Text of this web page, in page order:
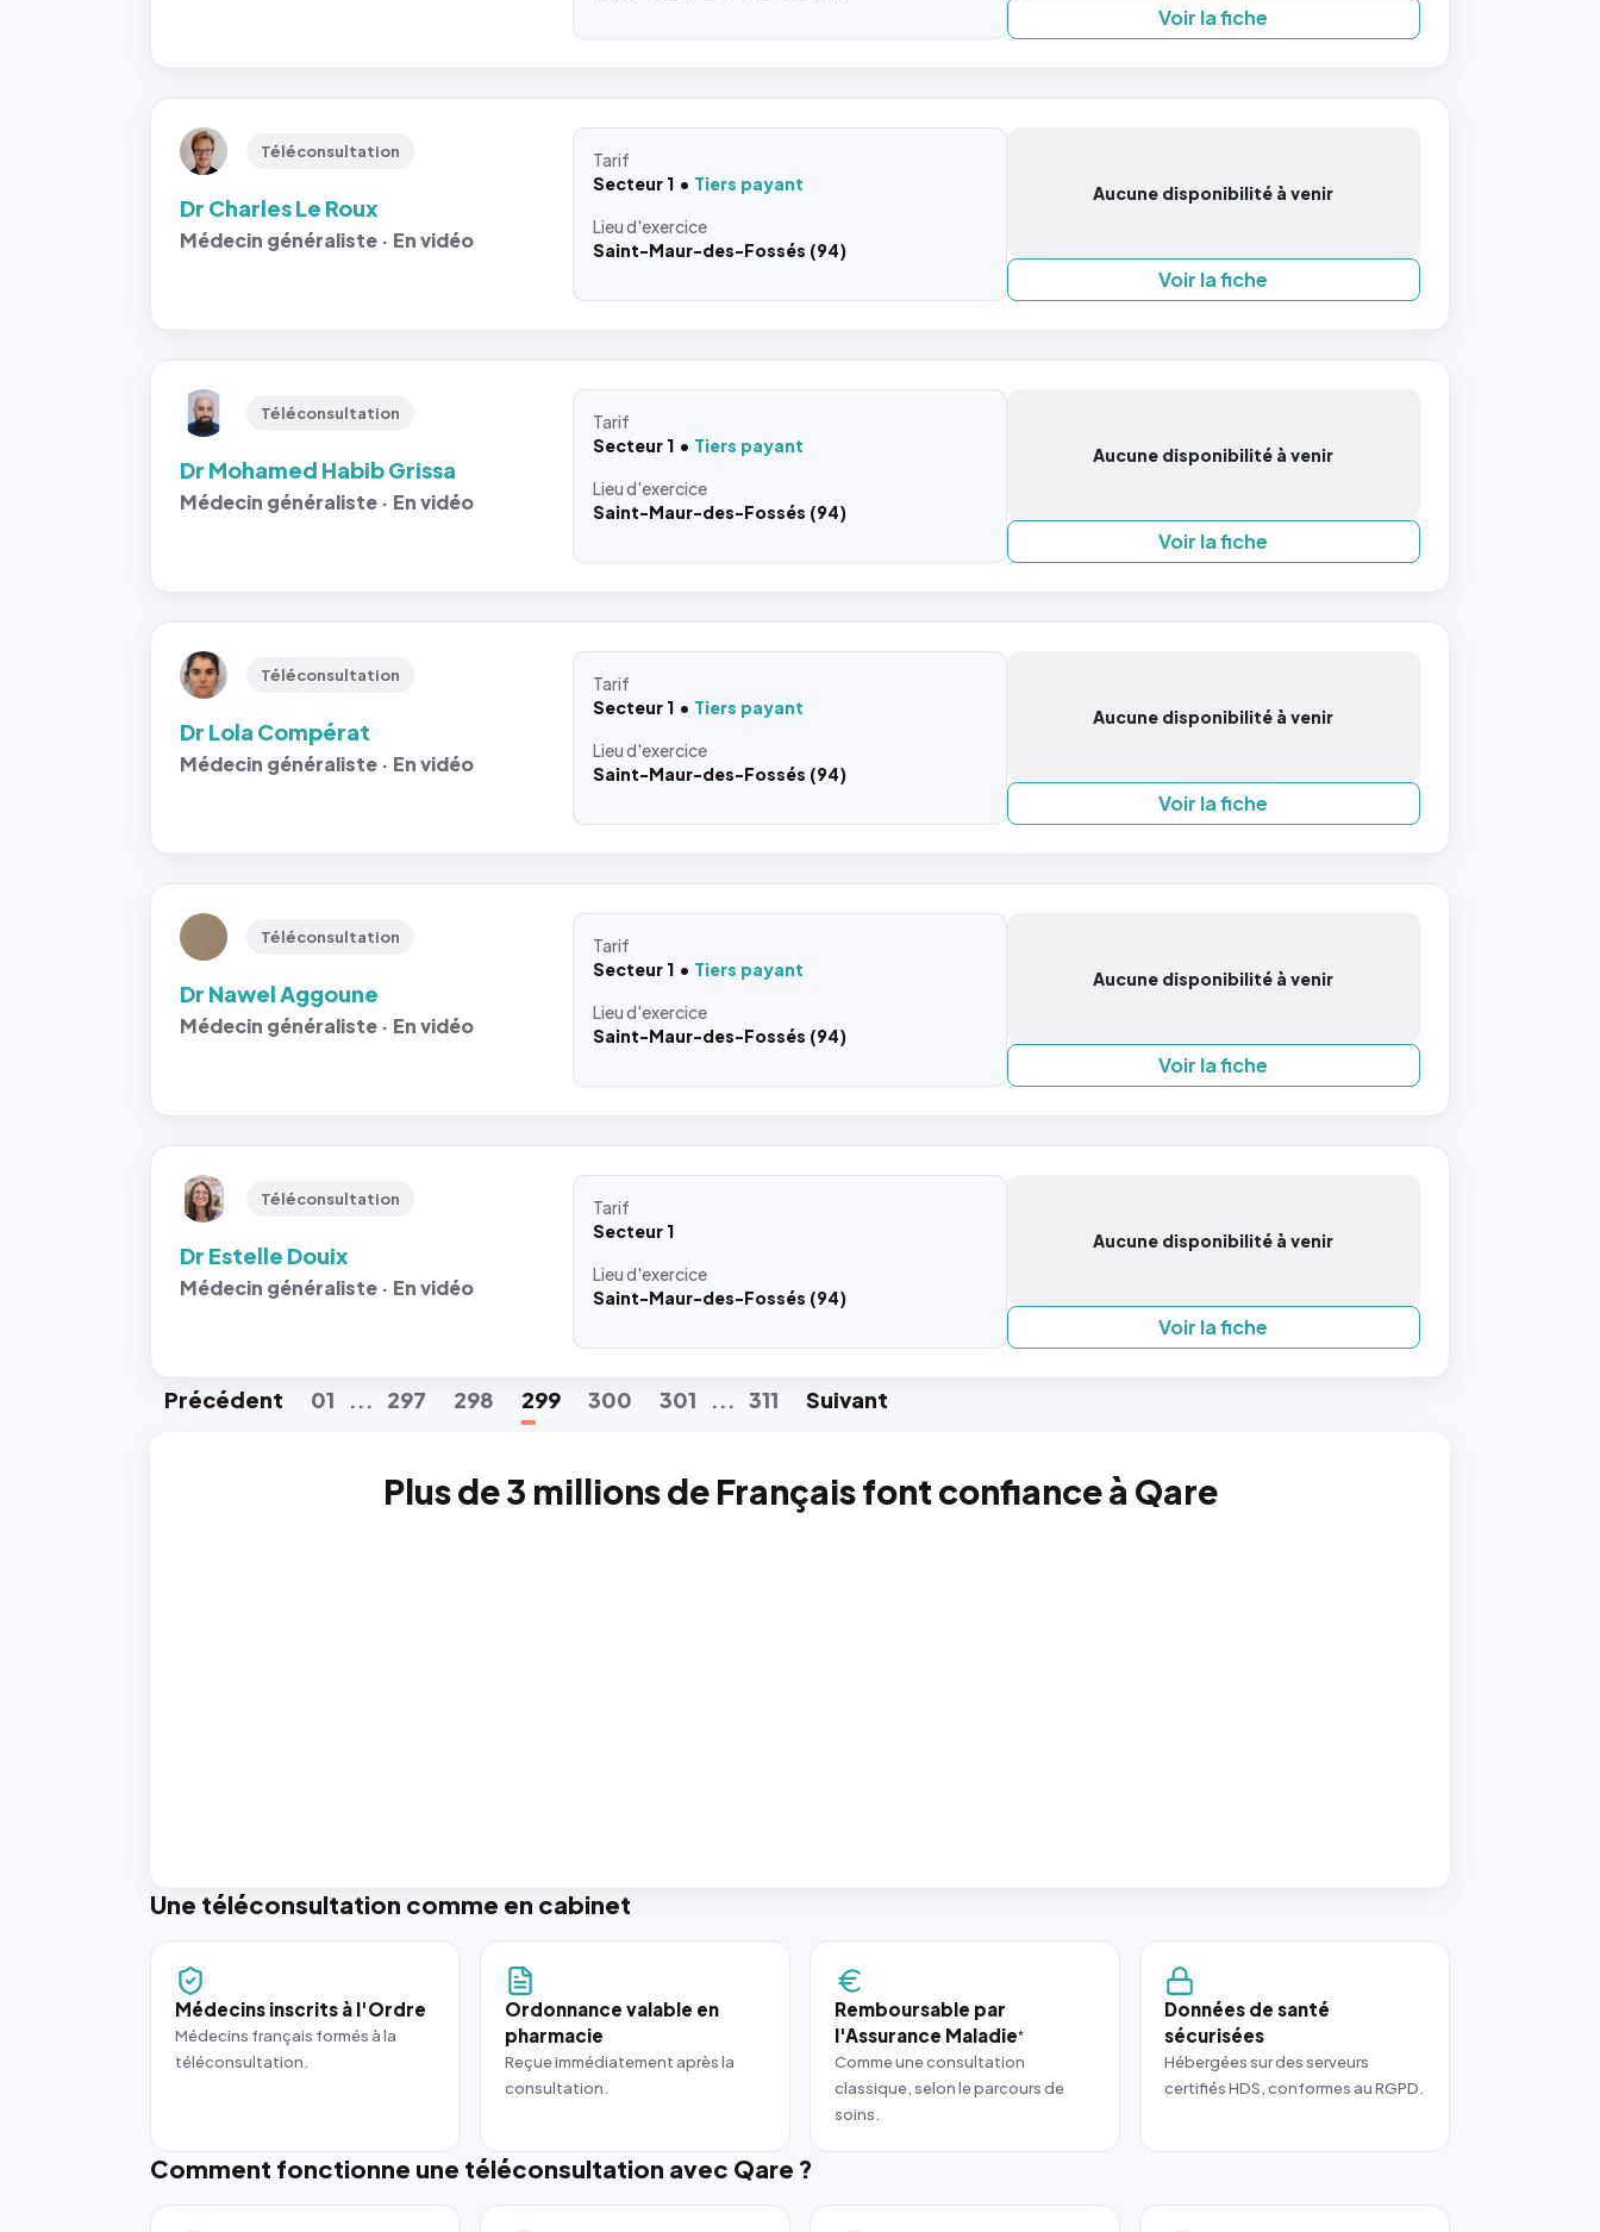
Voir la fiche
Téléconsultation
Dr Charles Le Roux
Médecin généraliste · En vidéo
Tarif
Secteur 1
Tiers payant
Lieud'exercice
Saint-Maur-des-Fossés (94)
Aucune disponibilité à venir
Voir la fiche
Téléconsultation
Dr Mohamed Habib Grissa
Médecin généraliste · En vidéo
Tarif
Secteur 1
Tiers payant
Lieud'exercice
Saint-Maur-des-Fossés (94)
Aucune disponibilité à venir
Voir la fiche
Téléconsultation
Dr Lola Compérat
Médecin généraliste · En vidéo
Tarif
Secteur 1
Tiers payant
Lieud'exercice
Saint-Maur-des-Fossés (94)
Aucune disponibilité à venir
Voir la fiche
Téléconsultation
Dr Nawel Aggoune
Médecin généraliste · En vidéo
Tarif
Secteur 1
Tiers payant
Lieud'exercice
Saint-Maur-des-Fossés (94)
Aucune disponibilité à venir
Voir la fiche
Téléconsultation
Dr Estelle Douix
Médecin généraliste · En vidéo
Tarif
Secteur 1
Lieud'exercice
Saint-Maur-des-Fossés (94)
Aucune disponibilité à venir
Voir la fiche
Précédent 01 ... 297 298 299 300 301 ... 311 Suivant
Plus de 3 millions de Français font confiance à Qare
Une téléconsultation comme en cabinet
Médecins inscrits à l'Ordre
Médecins français formés à la
téléconsultation.
Ordonnance valable en
pharmacie
Reçue immédiatement après la
consultation.
Remboursable par
l'Assurance Maladie*
Comme une consultation
classique, selon le parcours de
soins.
Données de santé
sécurisées
Hébergées sur des serveurs
certifiés HDS, conformes au RGPD.
Comment fonctionne une téléconsultation avec Qare ?